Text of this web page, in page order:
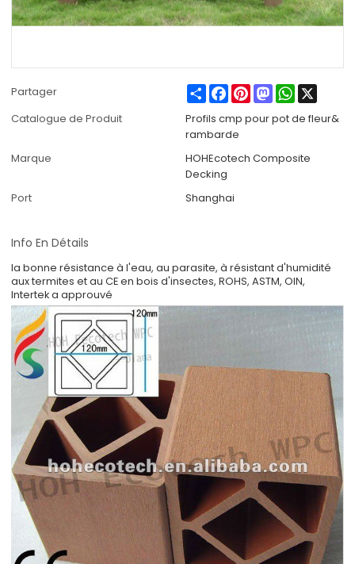
Partager ShareFacebook
PinterestMastodonWhatsApp
X
Catalogue de Produit
Profils cmp pour pot de fleur&
rambarde
Marque
HOHEcotech Composite
Decking
Port
Shanghai
Info En Détails
la bonne résistance à l'eau, au parasite, à résistant d'humidité
aux termites et au CE en bois d'insectes, ROHS, ASTM, OIN,
Intertek a approuvé